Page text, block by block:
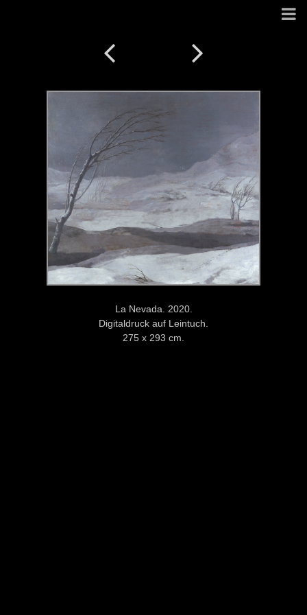
La Nevada. 2020.
Digitaldruck auf Leintuch.
275 x 293 cm.